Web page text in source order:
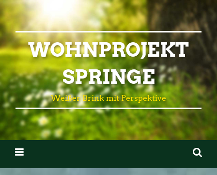
WOHNPROJEKT
SPRINGE
Weißer Brink mit Perspektive